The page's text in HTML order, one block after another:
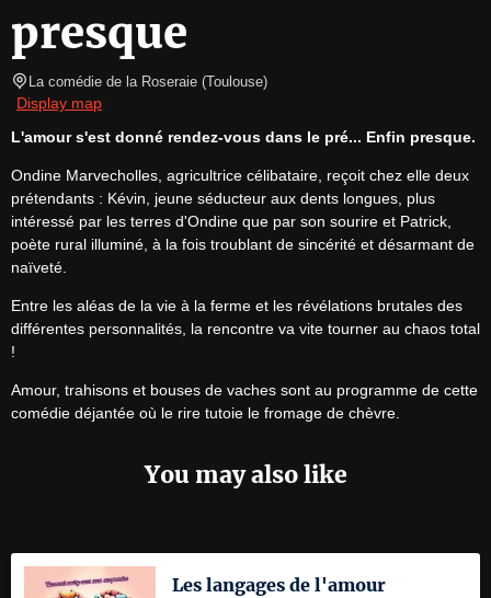
presque
La comédie de la Roseraie (Toulouse)
Display map
L'amour s'est donné rendez-vous dans le pré... Enfin presque.
Ondine Marvecholles, agricultrice célibataire, reçoit chez elle deux
prétendants : Kévin, jeune séducteur aux dents longues, plus
intéressé par les terres d'Ondine que par son sourire et Patrick,
poète rural illuminé, à la fois troublant de sincérité et désarmant de
naïveté.
Entre les aléas de la vie à la ferme et les révélations brutales des
différentes personnalités, la rencontre va vite tourner au chaos total
!
Amour, trahisons et bouses de vaches sont au programme de cette
comédie déjantée où le rire tutoie le fromage de chèvre.
You may also like
Les langages de l'amour